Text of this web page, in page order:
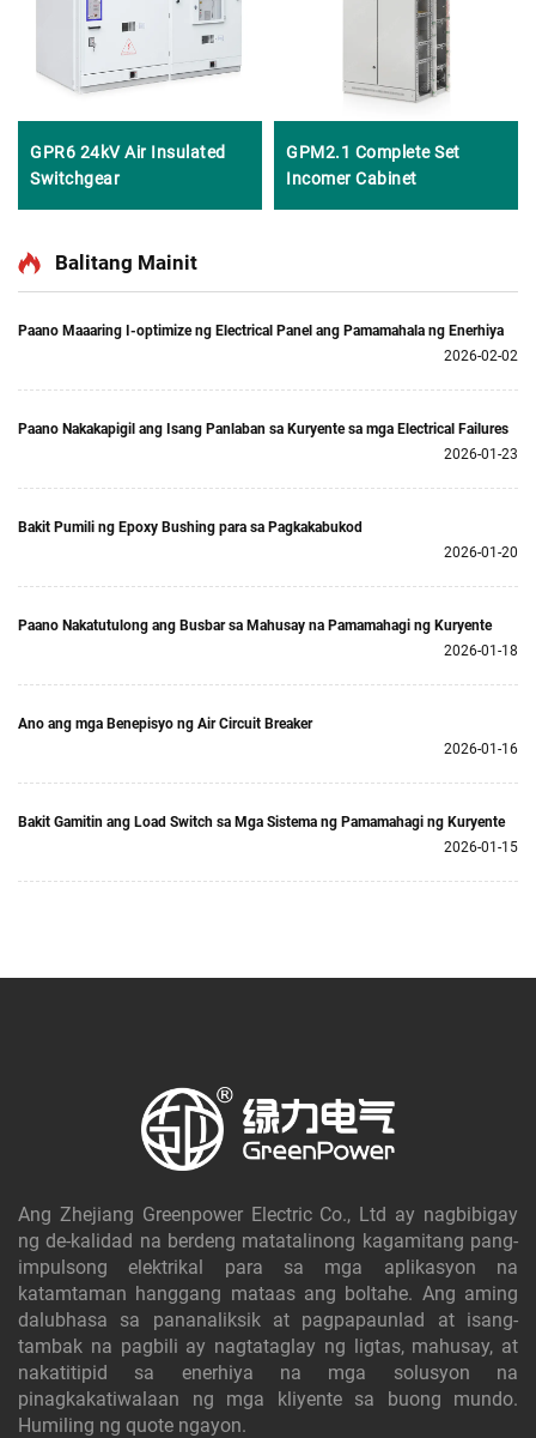
GPR6 24kV Air Insulated
Switchgear
GPM2.1 Complete Set
Incomer Cabinet
Balitang Mainit
Paano Maaaring I-optimize ng Electrical Panel ang Pamamahala ng Enerhiya
2026-02-02
Paano Nakakapigil ang Isang Panlaban sa Kuryente sa mga Electrical Failures
2026-01-23
Bakit Pumili ng Epoxy Bushing para sa Pagkakabukod
2026-01-20
Paano Nakatutulong ang Busbar sa Mahusay na Pamamahagi ng Kuryente
2026-01-18
Ano ang mga Benepisyo ng Air Circuit Breaker
2026-01-16
Bakit Gamitin ang Load Switch sa Mga Sistema ng Pamamahagi ng Kuryente
2026-01-15
Ang Zhejiang Greenpower Electric Co., Ltd ay nagbibigay
ng de-kalidad na berdeng matatalinong kagamitang pang-
impulsong elektrikal para sa mga aplikasyon na
katamtaman hanggang mataas ang boltahe. Ang aming
dalubhasa sa pananaliksik at pagpapaunlad at isang-
tambak na pagbili ay nagtataglay ng ligtas, mahusay, at
nakatitipid sa enerhiya na mga solusyon na
pinagkakatiwalaan ng mga kliyente sa buong mundo.
Humiling ng quote ngayon.